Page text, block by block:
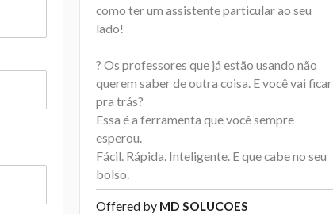
como ter um assistente particular ao seu
lado!
? Os professores que já estão usando não
querem saber de outra coisa. E você vai ficar
pra trás?
Essa é a ferramenta que você sempre
esperou.
Fácil. Rápida. Inteligente. E que cabe no seu
bolso.
Offered by MD SOLUCOES